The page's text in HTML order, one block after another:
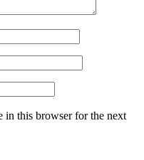
in this browser for the next